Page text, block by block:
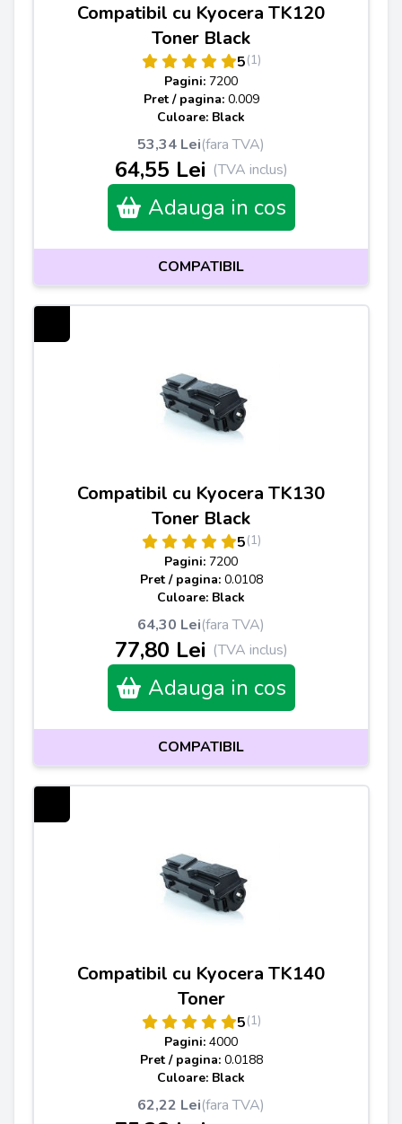
Compatibil cu Kyocera TK120
Toner Black
5(1)
Pagini: 7200
Pret / pagina: 0.009
Culoare: Black
53,34 Lei(fara TVA)
64,55 Lei (TVA inclus)
Adauga in cos
COMPATIBIL
Compatibil cu Kyocera TK130
Toner Black
5(1)
Pagini: 7200
Pret / pagina: 0.0108
Culoare: Black
64,30 Lei(fara TVA)
77,80 Lei (TVA inclus)
Adauga in cos
COMPATIBIL
Compatibil cu Kyocera TK140
Toner
5(1)
Pagini: 4000
Pret / pagina: 0.0188
Culoare: Black
62,22 Lei(fara TVA)